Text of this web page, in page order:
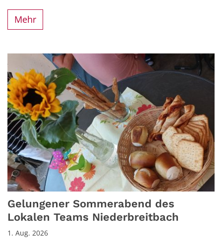
Mehr
Gelungener Sommerabend des
Lokalen Teams Niederbreitbach
1. Aug. 2026